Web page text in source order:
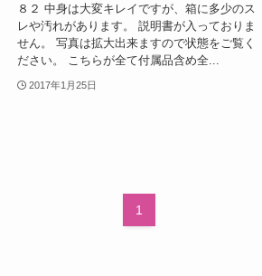
８２ 中身は大変キレイですが、箱に多少のス
レや汚れがあります。 説明書が入っておりま
せん。 写真は拡大出来ますので状態をご覧く
ださい。 こちらが全て付属品含め全...
2017年1月25日
1